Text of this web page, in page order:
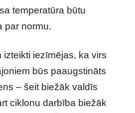
temperatūra būtu
par normu.
izteikti iezīmējas, ka virs
būs paaugstināts
– šeit biežāk valdīs
ciklonu darbība biežāk